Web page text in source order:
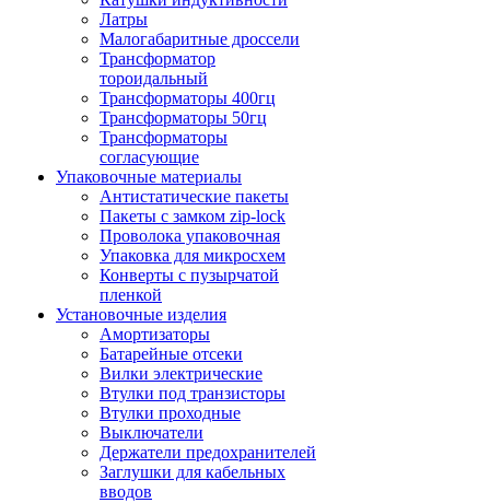
Латры
Малогабаритные дроссели
Трансформатор
тороидальный
Трансформаторы 400гц
Трансформаторы 50гц
Трансформаторы
согласующие
Упаковочные материалы
Антистатические пакеты
Пакеты с замком zip-lock
Проволока упаковочная
Упаковка для микросхем
Конверты с пузырчатой
пленкой
Установочные изделия
Амортизаторы
Батарейные отсеки
Вилки электрические
Втулки под транзисторы
Втулки проходные
Выключатели
Держатели предохранителей
Заглушки для кабельных
вводов